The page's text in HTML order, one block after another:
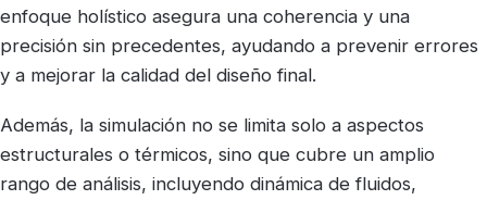
enfoque holístico asegura una coherencia y una
precisión sin precedentes, ayudando a prevenir errores
y a mejorar la calidad del diseño final.
Además, la simulación no se limita solo a aspectos
estructurales o térmicos, sino que cubre un amplio
rango de análisis, incluyendo dinámica de fluidos,